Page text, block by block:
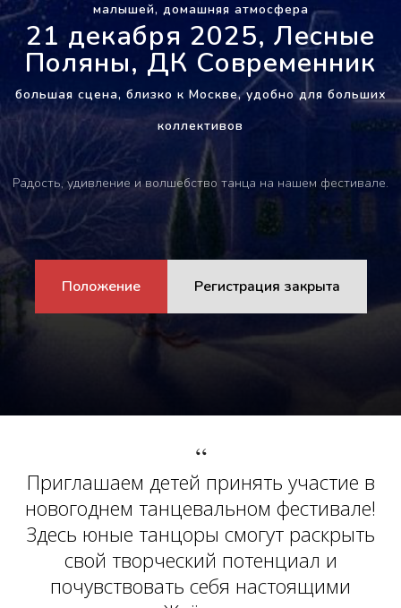
малышей, домашняя атмосфера
21 декабря 2025, Лесные
Поляны, ДК Современник
большая сцена, близко к Москве, удобно для больших
коллективов
Радость, удивление и волшебство танца на нашем фестивале.
Положение Регистрация закрыта
“
Приглашаем детей принять участие в
новогоднем танцевальном фестивале!
Здесь юные танцоры смогут раскрыть
свой творческий потенциал и
почувствовать себя настоящими